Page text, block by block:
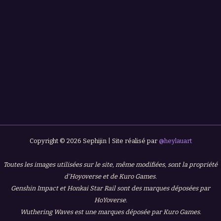
Copyright © 2026 Sephijin | Site réalisé par @heylauart
Toutes les images utilisées sur le site, même modifiées, sont la propriété
d'Hoyoverse et de Kuro Games.
Genshin Impact et Honkai Star Rail sont des marques déposées par
HoYoverse.
Wuthering Waves est une marques déposée par Kuro Games.